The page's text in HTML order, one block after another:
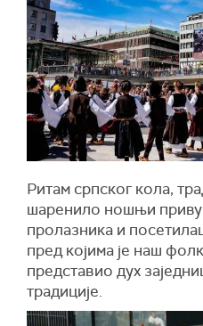
Ритам српског кола,
шаренило ношњи
пролазника и
пред којима је наш
представио дух
традиције.